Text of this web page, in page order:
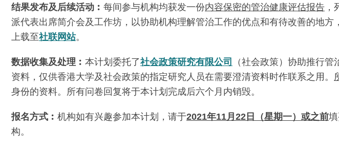
结果发布及后续活动︰ 每间参与机构均获发一份内容保密的管治健康评估报告
派代表出席简介会及工作坊，以协助机构理解管治工作的优点和有待改善的地
上载至社联网站。
数据收集及处理︰ 本计划委托了社会政策研究有限公司
（社会政策）协助推行
资料，仅供香港大学及社会政策的指定研究人员在需要澄清资料时作联系之用。
身份的资料。所有问卷回复将于本计划完成后六个月内销毁。
报名方式︰ 机构如有兴趣参加本计划，请于2021年11月22日（星期一）或之前
构。